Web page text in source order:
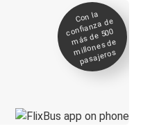
Con la
confianza de
más de 500
millones de
pasajeros